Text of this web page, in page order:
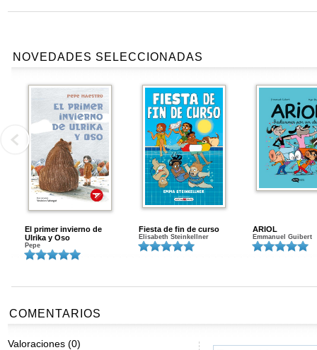
NOVEDADES SELECCIONADAS
El primer invierno de
Ulrika y Oso
Pepe
Fiesta de fin de curso
Elisabeth Steinkellner
ARIOL
Emmanuel Guibert
COMENTARIOS
Valoraciones (0)